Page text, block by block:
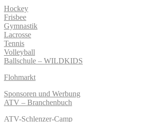
Hockey
Frisbee
Gymnastik
Lacrosse
Tennis
Volleyball
Ballschule – WILDKIDS
Flohmarkt
Sponsoren und Werbung
ATV – Branchenbuch
ATV-Schlenzer-Camp